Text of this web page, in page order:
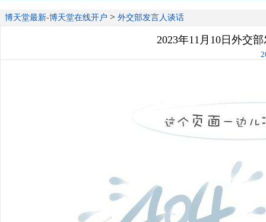
博天堂最新-博天堂在线开户 > 外交部发言人谈话
2023年11月10日外交